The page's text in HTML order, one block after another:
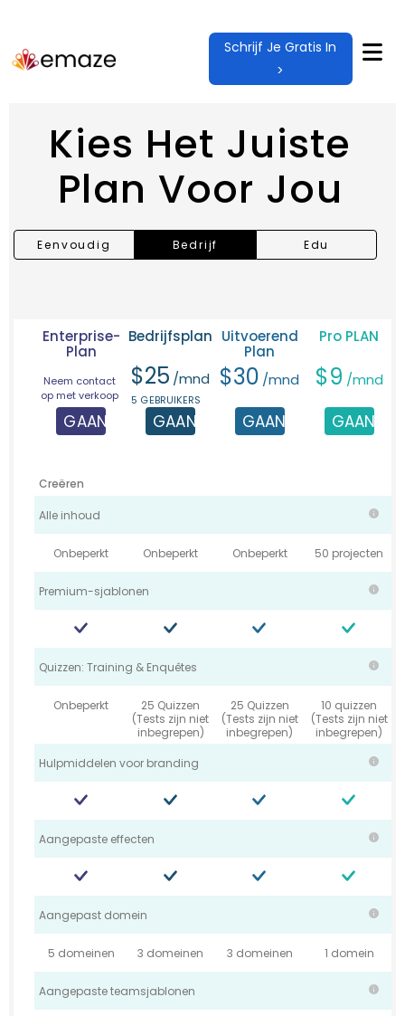
Schrijf Je Gratis In
>
Kies Het Juiste
Plan Voor Jou
Eenvoudig Bedrijf Edu
Enterprise-
Plan
Neem contact
op met verkoop
GAAN
Bedrijfsplan
$25 /mnd
5 GEBRUIKERS
GAAN
Uitvoerend
Plan
$30 /mnd
GAAN
Pro PLAN
$9 /mnd
GAAN
Creëren
Alle inhoud
Onbeperkt Onbeperkt Onbeperkt 50 projecten
Premium-sjablonen
Quizzen: Training & Enquêtes
Onbeperkt
25 Quizzen
(Tests zijn niet
inbegrepen)
25 Quizzen
(Tests zijn niet
inbegrepen)
10 quizzen
(Tests zijn niet
inbegrepen)
Hulpmiddelen voor branding
Aangepaste effecten
Aangepast domein
5 domeinen 3 domeinen 3 domeinen 1 domein
Aangepaste teamsjablonen